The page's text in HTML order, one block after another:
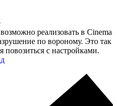
реализовать в Cinema
по вороному. Это так
повозиться с настройками.